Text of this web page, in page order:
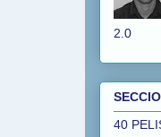
2.0
40